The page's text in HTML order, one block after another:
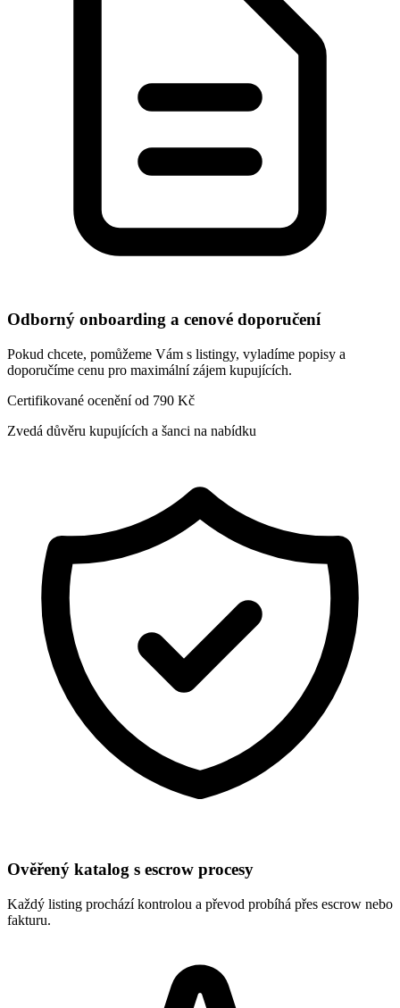
Odborný onboarding a cenové doporučení
Pokud chcete, pomůžeme Vám s listingy, vyladíme popisy a
doporučíme cenu pro maximální zájem kupujících.
Certifikované ocenění od 790 Kč
Zvedá důvěru kupujících a šanci na nabídku
Ověřený katalog s escrow procesy
Každý listing prochází kontrolou a převod probíhá přes escrow nebo
fakturu.